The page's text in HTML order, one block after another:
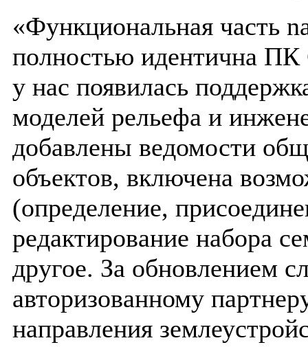
«Функциональная часть
полностью идентична ПК
у нас появилась
моделей рельефа и
добавлены ведомости
объектов, включена
(определение,
редактирование набора
другое. За обновлением
авторизованному
направления